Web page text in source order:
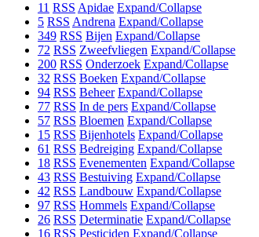
11 RSS Apidae Expand/Collapse
5 RSS Andrena Expand/Collapse
349 RSS Bijen Expand/Collapse
72 RSS Zweefvliegen Expand/Collapse
200 RSS Onderzoek Expand/Collapse
32 RSS Boeken Expand/Collapse
94 RSS Beheer Expand/Collapse
77 RSS In de pers Expand/Collapse
57 RSS Bloemen Expand/Collapse
15 RSS Bijenhotels Expand/Collapse
61 RSS Bedreiging Expand/Collapse
18 RSS Evenementen Expand/Collapse
43 RSS Bestuiving Expand/Collapse
42 RSS Landbouw Expand/Collapse
97 RSS Hommels Expand/Collapse
26 RSS Determinatie Expand/Collapse
16 RSS Pesticiden Expand/Collapse